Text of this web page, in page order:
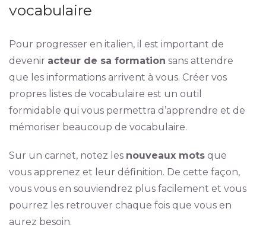
vocabulaire
Pour progresser en italien, il est important de
devenir acteur de sa formation sans attendre
que les informations arrivent à vous. Créer vos
propres listes de vocabulaire est un outil
formidable qui vous permettra d’apprendre et de
mémoriser beaucoup de vocabulaire.
Sur un carnet, notez les nouveaux motsque
vous apprenez et leur définition. De cette façon,
vous vous en souviendrez plus facilement et vous
pourrez les retrouver chaque fois que vous en
aurez besoin.